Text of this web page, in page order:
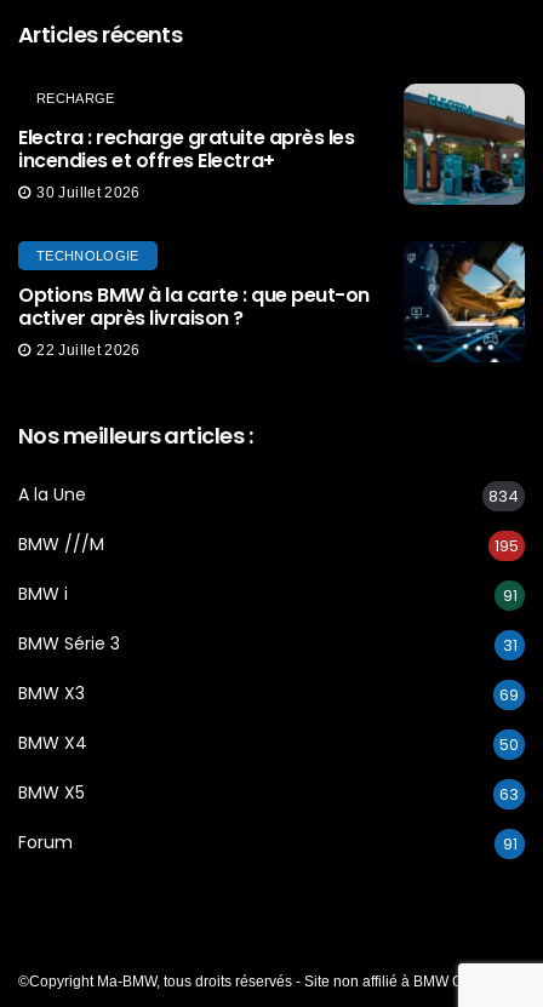
Articles récents
RECHARGE
Electra : recharge gratuite après les
incendies et offres Electra+
30 Juillet 2026
TECHNOLOGIE
Options BMW à la carte : que peut-on
activer après livraison ?
22 Juillet 2026
Nos meilleurs articles :
A la Une 834
BMW ///M 195
BMW i 91
BMW Série 3 31
BMW X3 69
BMW X4 50
BMW X5 63
Forum 91
©Copyright Ma-BMW, tous droits réservés - Site non affilié à BMW Group.